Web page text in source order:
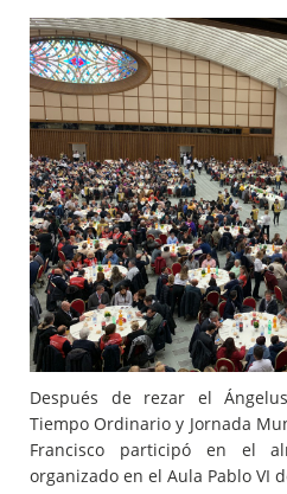
Después de rezar el
Tiempo Ordinario y Jornada
Francisco participó en el
organizado en el Aula Pablo VI